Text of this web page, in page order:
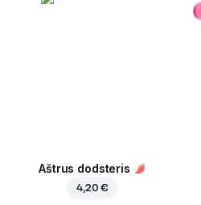
Aštrus dodsteris
4,20 €